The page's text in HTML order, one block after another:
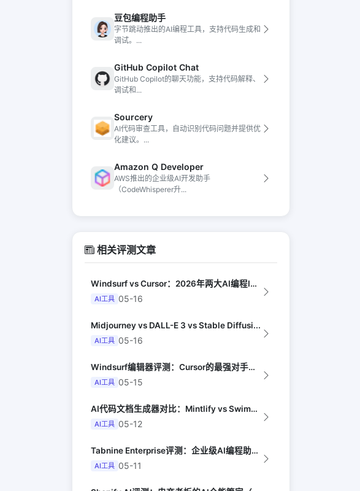
豆包编程助手
字节跳动推出的AI编程工具，支持代码生成和
调试。...
GitHub Copilot Chat
GitHub Copilot的聊天功能，支持代码解释、
调试和...
Sourcery
AI代码审查工具，自动识别代码问题并提供优
化建议。...
Amazon Q Developer
AWS推出的企业级AI开发助手
（CodeWhisperer升...
相关评测文章
Windsurf vs Cursor：2026年两大AI编程IDE终极对决实测（...
AI工具 05-16
Midjourney vs DALL-E 3 vs Stable Diffusi...
AI工具 05-16
Windsurf编辑器评测：Cursor的最强对手来了（Dev.to）
AI工具 05-15
AI代码文档生成器对比：Mintlify vs Swimm vs Bito（De...
AI工具 05-12
Tabnine Enterprise评测：企业级AI编程助手的安全与效率（Inf...
AI工具 05-11